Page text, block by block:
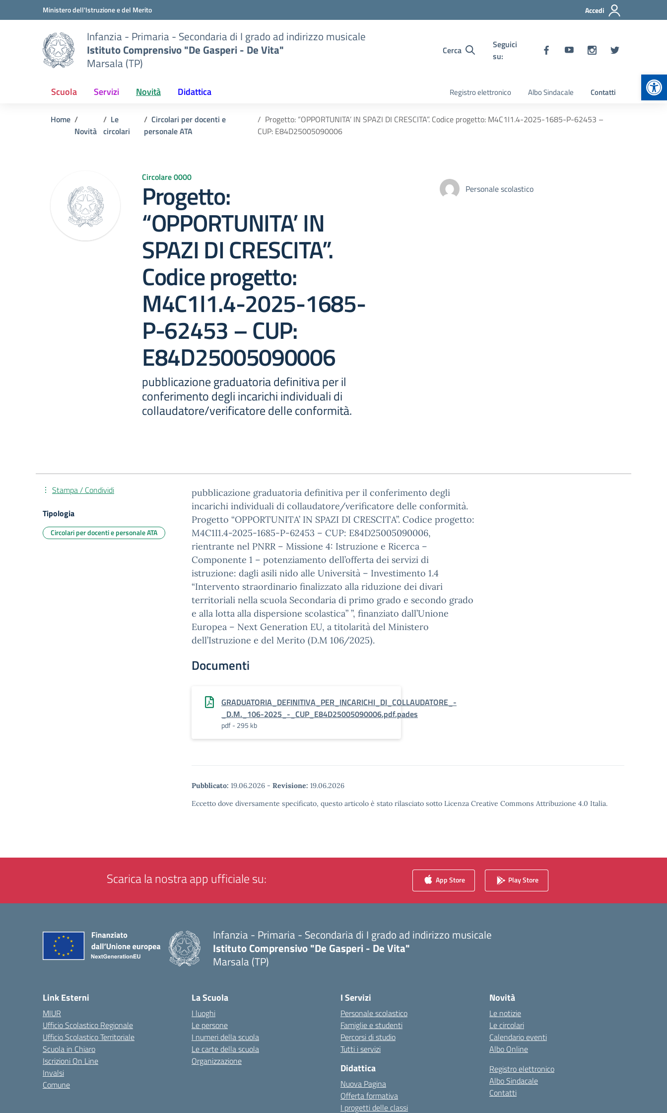
Vai ai contenuti
Vai al menu di navigazioneMinistero dell'Istruzione e del Merito Accedi
Infanzia - Primaria - Secondaria di I grado ad indirizzo musicale
Istituto Comprensivo "De Gasperi - De Vita"
Marsala (TP)
Cerca
Seguici
su:
Scuola Servizi Novità Didattica Registro elettronico Albo Sindacale Contatti
Home
Novità
Le
circolari
Circolari per docenti e
personale ATA
Progetto: “OPPORTUNITA’ IN SPAZI DI CRESCITA”. Codice progetto: M4C1I1.4-2025-1685-P-62453 –
CUP: E84D25005090006
Circolare 0000
Progetto:
“OPPORTUNITA’ IN
SPAZI DI CRESCITA”.
Codice progetto:
M4C1I1.4-2025-1685-
P-62453 – CUP:
E84D25005090006
pubblicazione graduatoria definitiva per il
conferimento degli incarichi individuali di
collaudatore/verificatore delle conformità.
Personale scolastico
pubblicazione graduatoria definitiva per il conferimento degli
incarichi individuali di collaudatore/verificatore delle conformità.
Progetto “OPPORTUNITA’ IN SPAZI DI CRESCITA”. Codice progetto:
M4C1I1.4-2025-1685-P-62453 – CUP: E84D25005090006,
rientrante nel PNRR – Missione 4: Istruzione e Ricerca –
Componente 1 – potenziamento dell’offerta dei servizi di
istruzione: dagli asili nido alle Università – Investimento 1.4
“Intervento straordinario finalizzato alla riduzione dei divari
territoriali nella scuola Secondaria di primo grado e secondo grado
e alla lotta alla dispersione scolastica” ”, finanziato dall’Unione
Europea – Next Generation EU, a titolarità del Ministero
dell’Istruzione e del Merito (D.M 106/2025).
Documenti
GRADUATORIA_DEFINITIVA_PER_INCARICHI_DI_COLLAUDATORE_-
_D.M._106-2025_-_CUP_E84D25005090006.pdf.pades
pdf - 295 kb
Pubblicato: 19.06.2026 - Revisione: 19.06.2026
Eccetto dove diversamente specificato, questo articolo è stato rilasciato sotto Licenza Creative Commons Attribuzione 4.0 Italia.
Stampa / Condividi
Tipologia
Circolari per docenti e personale ATA
Scarica la nostra app ufficiale su: App Store Play Store
Infanzia - Primaria - Secondaria di I grado ad indirizzo musicale
Istituto Comprensivo "De Gasperi - De Vita"
Marsala (TP)
Link Esterni
MIUR
Ufficio Scolastico Regionale
Ufficio Scolastico Territoriale
Scuola in Chiaro
Iscrizioni On Line
Invalsi
Comune
La Scuola
I luoghi
Le persone
I numeri della scuola
Le carte della scuola
Organizzazione
I Servizi
Personale scolastico
Famiglie e studenti
Percorsi di studio
Tutti i servizi
Didattica
Nuova Pagina
Offerta formativa
I progetti delle classi
Novità
Le notizie
Le circolari
Calendario eventi
Albo Online
Registro elettronico
Albo Sindacale
Contatti